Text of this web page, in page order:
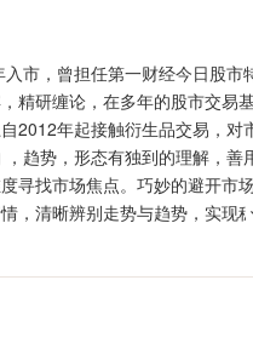
入市，曾担任第一财经今日股市
精研缠论，在多年的股市交易
2012年起接触衍生品交易，对
，趋势，形态有独到的理解，善
寻找市场焦点。巧妙的避开市场
，清晰辨别走势与趋势，实现